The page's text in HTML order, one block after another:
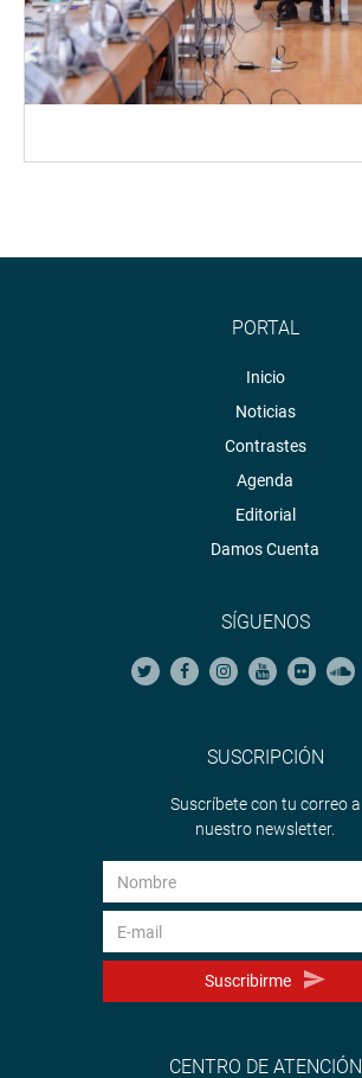
PORTAL
Inicio
Noticias
Contrastes
Agenda
Editorial
Damos Cuenta
SÍGUENOS
SUSCRIPCIÓN
Suscríbete con tu correo a
nuestro newsletter.
Suscribirme
CENTRO DE ATENCIÓN